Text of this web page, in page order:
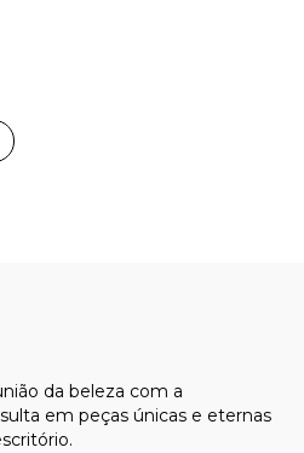
da beleza com a
em peças únicas e eternas